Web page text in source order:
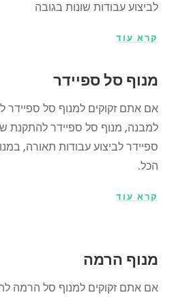
לביצוע עבודות שונות בגובה
קרא עוד
מנוף סל ספיידר
אם אתם זקוקים למנוף סל ספיידר
למבנה, מנוף סל ספיידר להתקנת
ספיידר לביצוע עבודות תאורה,
הכל.
קרא עוד
מנוף הרמה
אם אתם זקוקים למנוף סל הרמה